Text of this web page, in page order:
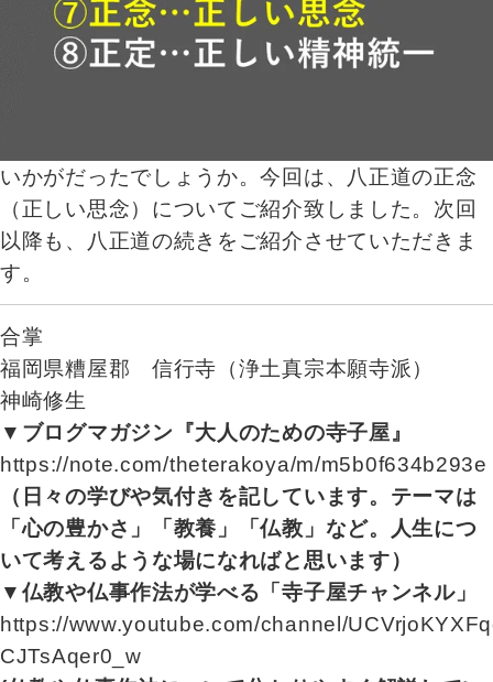
いかがだったでしょうか。今回は、八正道の正念
（正しい思念）についてご紹介致しました。次回
以降も、八正道の続きをご紹介させていただきま
す。
合掌
福岡県糟屋郡 信行寺（浄土真宗本願寺派）
神崎修生
▼ブログマガジン『大人のための寺子屋』
https://note.com/theterakoya/m/m5b0f634b293e
（日々の学びや気付きを記しています。テーマは
「心の豊かさ」「教養」「仏教」など。人生につ
いて考えるような場になればと思います）
▼仏教や仏事作法が学べる「寺子屋チャンネル」
https://www.youtube.com/channel/
CJTsAqer0_w